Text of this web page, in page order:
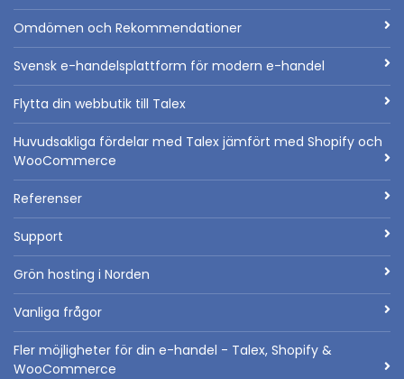
Omdömen och Rekommendationer
Svensk e-handelsplattform för modern e-handel
Flytta din webbutik till Talex
Huvudsakliga fördelar med Talex jämfört med Shopify och
WooCommerce
Referenser
Support
Grön hosting i Norden
Vanliga frågor
Fler möjligheter för din e-handel - Talex, Shopify &
WooCommerce